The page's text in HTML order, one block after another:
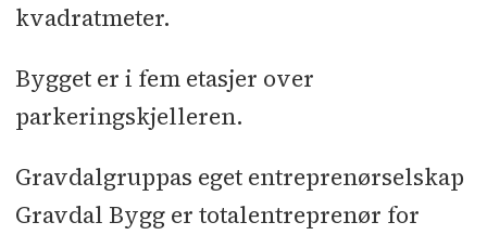
kvadratmeter.
Bygget er i fem etasjer over
parkeringskjelleren.
Gravdalgruppas eget entreprenørselskap
Gravdal Bygg er totalentreprenør for